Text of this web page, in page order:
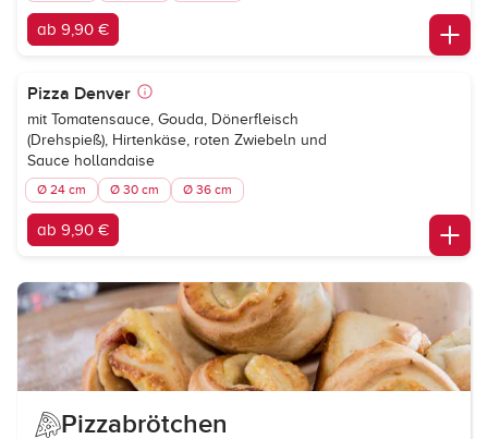
ab 9,90 €
Pizza Denver
mit Tomatensauce, Gouda, Dönerfleisch
(Drehspieß), Hirtenkäse, roten Zwiebeln und
Sauce hollandaise
Ø 24 cm Ø 30 cm Ø 36 cm
ab 9,90 €
Pizzabrötchen